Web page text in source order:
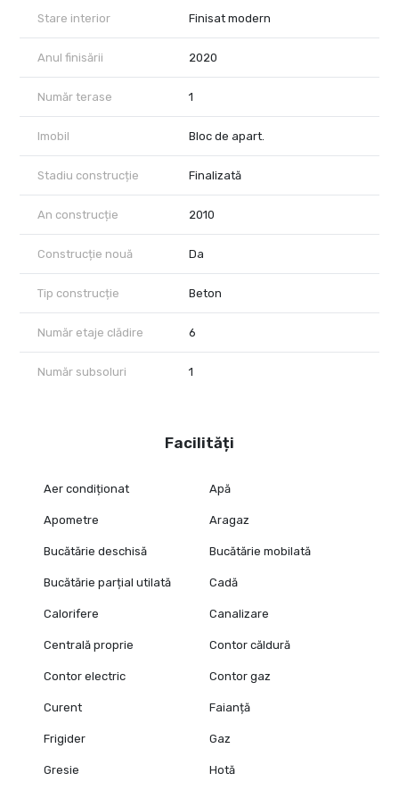
Stare interior Finisat modern
Anul finisării 2020
Număr terase 1
Imobil Bloc de apart.
Stadiu construcție Finalizată
An construcție 2010
Construcție nouă Da
Tip construcție Beton
Număr etaje clădire 6
Număr subsoluri 1
Facilități
Aer condiționat Apă
Apometre Aragaz
Bucătărie deschisă Bucătărie mobilată
Bucătărie parțial utilată Cadă
Calorifere Canalizare
Centrală proprie Contor căldură
Contor electric Contor gaz
Curent Faianță
Frigider Gaz
Gresie Hotă